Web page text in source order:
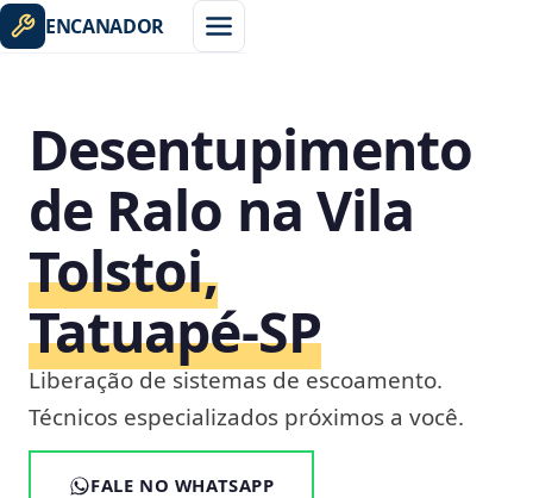
ENCANADOR
Desentupimento
de Ralo na Vila
Tolstoi,
Tatuapé‑SP
Liberação de sistemas de escoamento.
Técnicos especializados próximos a você.
FALE NO WHATSAPP